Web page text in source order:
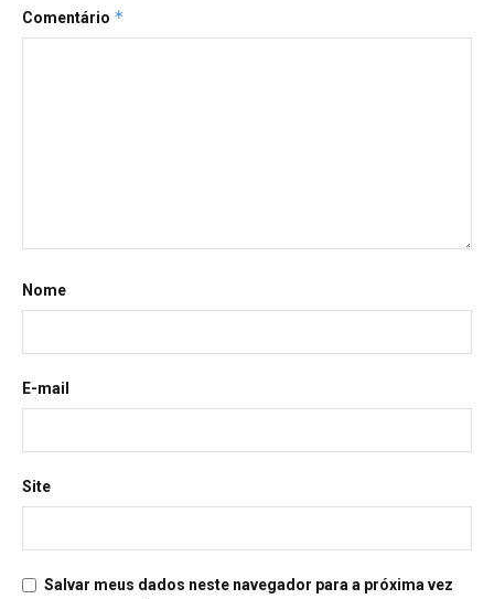
Comentário *
Nome
E-mail
Site
Salvar meus dados neste navegador para a próxima vez